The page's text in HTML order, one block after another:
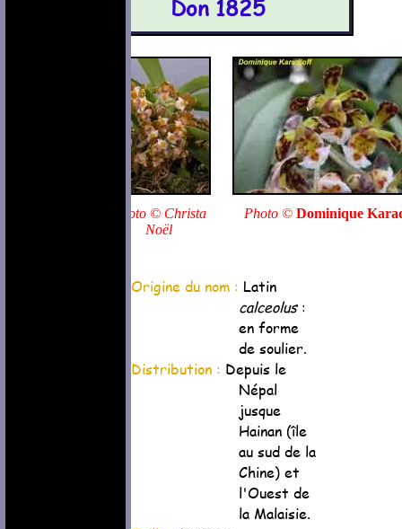
Don 1825
Photo © Christa
Noël
Photo © Dominique
Origine du nom : Latin
calceolus:
en forme
de soulier.
Distribution : Depuis le
Népal
jusque
Hainan (île
au sud de la
Chine) et
l'Ouest de
la Malaisie.